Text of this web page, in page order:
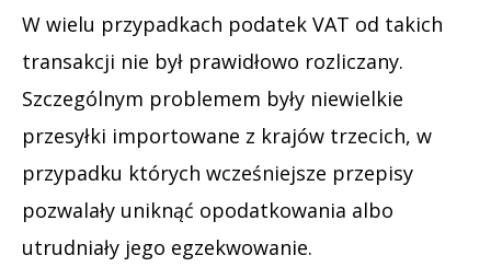
W wielu przypadkach podatek VAT od takich
transakcji nie był prawidłowo rozliczany.
Szczególnym problemem były niewielkie
przesyłki importowane z krajów trzecich, w
przypadku których wcześniejsze przepisy
pozwalały uniknąć opodatkowania albo
utrudniały jego egzekwowanie.